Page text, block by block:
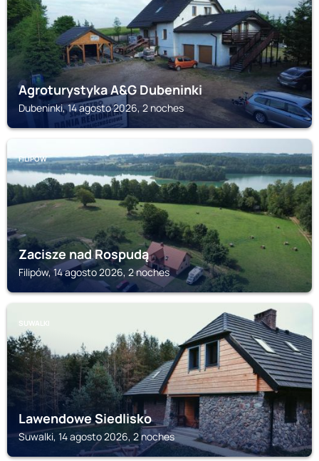
Agroturystyka A&G Dubeninki
Dubeninki, 14 agosto 2026, 2 noches
FILIPÓW
Zacisze nad Rospudą
Filipów, 14 agosto 2026, 2 noches
SUWALKI
Lawendowe Siedlisko
Suwalki, 14 agosto 2026, 2 noches